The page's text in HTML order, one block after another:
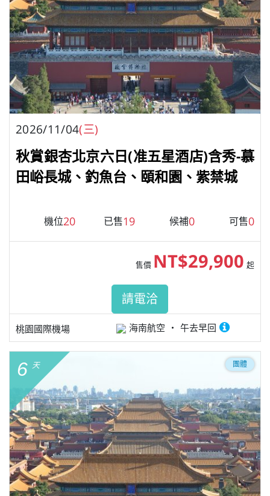
2026/11/04(三)
秋賞銀杏北京六日(准五星酒店)含秀-慕
田峪長城、釣魚台、頤和園、紫禁城
機位20 已售19 候補0 可售0
桃園國際機場 海南航空 午去早回
售價 NT$29,900 起
請電洽
6 天 團體